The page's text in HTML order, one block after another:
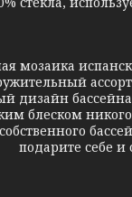
дизайн
блеском
подарите себе